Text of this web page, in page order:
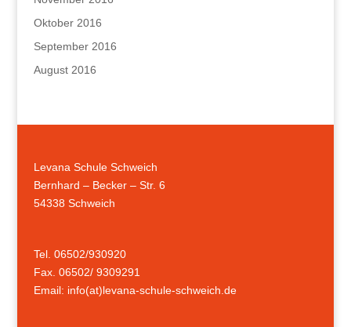
Oktober 2016
September 2016
August 2016
Levana Schule Schweich
Bernhard – Becker – Str. 6
54338 Schweich
Tel. 06502/930920
Fax. 06502/ 9309291
Email: info(at)levana-schule-schweich.de